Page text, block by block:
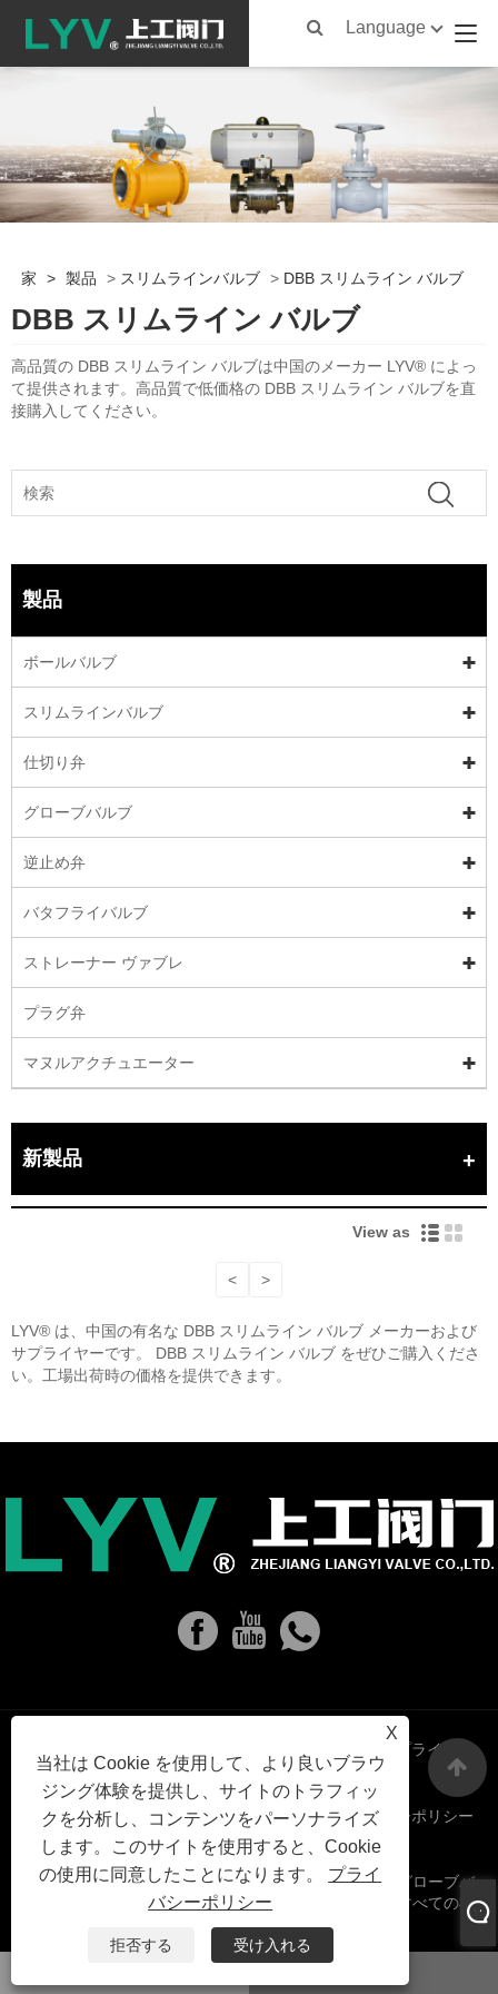
Language
家 > 製品 > スリムラインバルブ > DBB スリムライン バルブ
DBB スリムライン バルブ
高品質の DBB スリムライン バルブは中国のメーカー LYV® によっ
て提供されます。高品質で低価格の DBB スリムライン バルブを直
接購入してください。
製品
ボールバルブ
スリムラインバルブ
仕切り弁
グローブバルブ
逆止め弁
バタフライバルブ
ストレーナー ヴァブレ
プラグ弁
マヌルアクチュエーター
新製品
View as
< >
LYV® は、中国の有名な DBB スリムライン バルブ メーカーおよび
サプライヤーです。 DBB スリムライン バルブ をぜひご購入くださ
い。工場出荷時の価格を提供できます。
X
当社は Cookie を使用して、より良いブラウ
ジング体験を提供し、サイトのトラフィッ
クを分析し、コンテンツをパーソナライズ
します。このサイトを使用すると、Cookie
の使用に同意したことになります。 プライ
バシーポリシー
拒否する
受け入れる
プライバシ
ーポリシー
Copyright©2023 Zhejiang Liangyi Valve Co.、Ltd。 - グローブバ
ルブ、ボールバルブ、キャスティングゲートバルブ - すべての権
利は予約されています。